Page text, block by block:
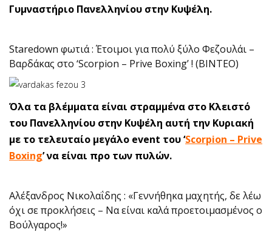
Γυμναστήριο Πανελληνίου στην Κυψέλη.
Staredown φωτιά : Έτοιμοι για πολύ ξύλο Φεζουλάι –
Βαρδάκας στο ‘Scorpion – Prive Boxing’ ! (BINTEO)
Όλα τα βλέμματα είναι στραμμένα στο Κλειστό
του Πανελληνίου στην Κυψέλη αυτή την Κυριακή
με το τελευταίο μεγάλο event του ‘Scorpion – Prive
Boxing’ να είναι προ των πυλών.
Αλέξανδρος Νικολαΐδης : «Γεννήθηκα μαχητής, δε λέω
όχι σε προκλήσεις – Να είναι καλά προετοιμασμένος ο
Βούλγαρος!»